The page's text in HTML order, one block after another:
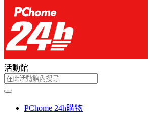
活動館
PChome 24h購物